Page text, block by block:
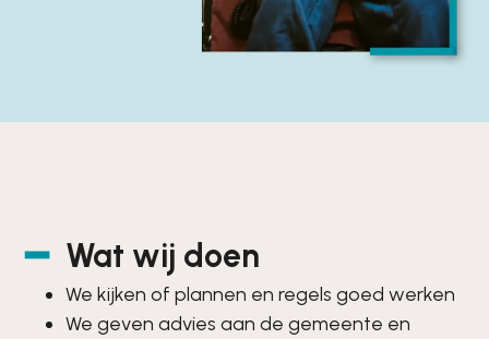
Wat wij doen
We kijken of plannen en regels goed werken
We geven advies aan de gemeente en